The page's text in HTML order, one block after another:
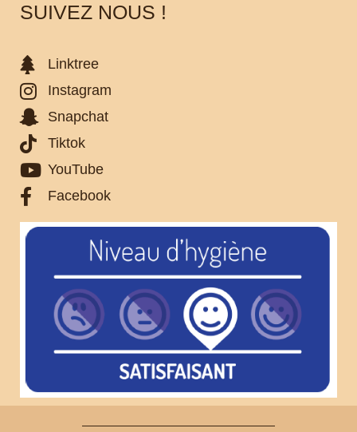
SUIVEZ NOUS !
Linktree
Instagram
Snapchat
Tiktok
YouTube
Facebook